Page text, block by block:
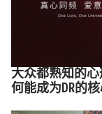
大众都熟知的心
何能成为DR的核